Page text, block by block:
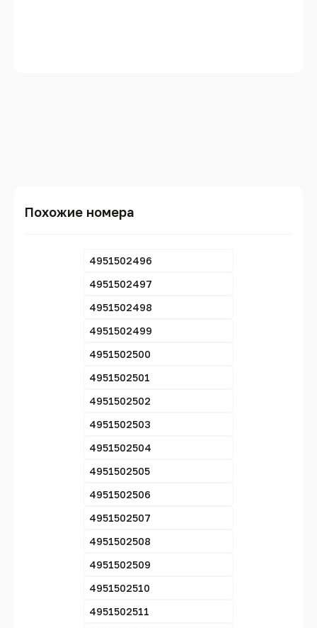
Похожие номера
4951502496
4951502497
4951502498
4951502499
4951502500
4951502501
4951502502
4951502503
4951502504
4951502505
4951502506
4951502507
4951502508
4951502509
4951502510
4951502511